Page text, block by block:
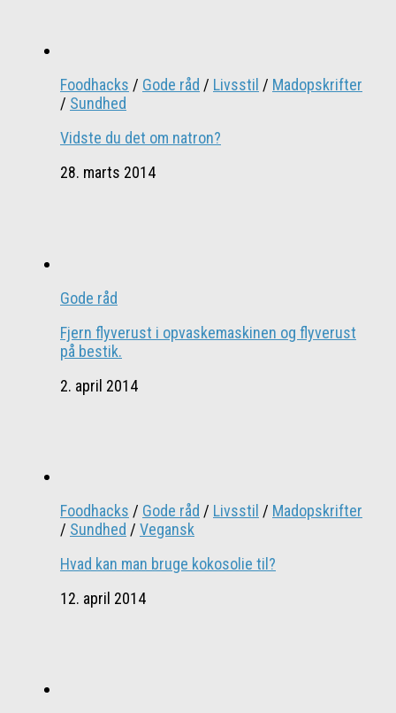
Foodhacks / Gode råd / Livsstil / Madopskrifter
/ Sundhed
Vidste du det om natron?
28. marts 2014
Gode råd
Fjern flyverust i opvaskemaskinen og flyverust
på bestik.
2. april 2014
Foodhacks / Gode råd / Livsstil / Madopskrifter
/ Sundhed / Vegansk
Hvad kan man bruge kokosolie til?
12. april 2014